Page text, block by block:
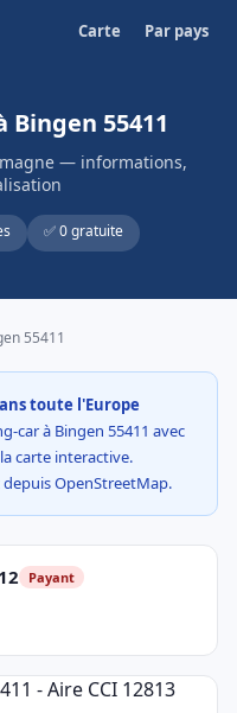
Carte Par pays
55411
— informations,
✅ 0 gratuite
55411
toute l'Europe
car à Bingen 55411 avec
carte interactive.
OpenStreetMap.
Payant